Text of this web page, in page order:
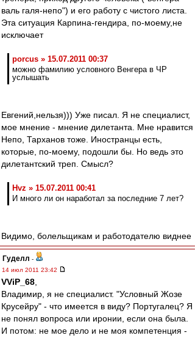
валь галя-непо") и его работу с чистого листа.
Эта ситуация Карпина-гендира, по-моему,не
исключает
porcus » 15.07.2011 00:37
можно фамилию условного Венгера в ЧР
услышать
Евгений,нельзя))) Уже писал. Я не специалист,
мое мнение - мнение дилетанта. Мне нравится
Непо, Тарханов тоже. Иностранцы есть,
которые, по-моему, подошли бы. Но ведь это
дилетантский треп. Смысл?
Hvz » 15.07.2011 00:41
И много ли он наработал за последние 7 лет?
Видимо, болельщикам и работодателю виднее
Гуделл -
14 июл 2011 23:42
VViP_68
Владимир, я не специалист. "Условный Жозе
Крусейру" - что имеется в виду? Португалец? Я
не понял вопроса или иронии, если она была.
И потом: не мое дело и не моя компетенция -